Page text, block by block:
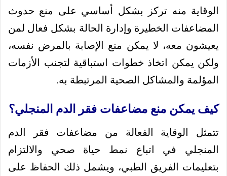
الوقاية منه تركز بشكل أساسي على منع حدوث
المضاعفات الخطيرة وإدارة الحالة بشكل فعال لمن
يعيشون معه، لا يمكن منع الإصابة بالمرض نفسه،
ولكن يمكن اتخاذ خطوات استباقية لتجنب الأزمات
المؤلمة والمشاكل الصحية المرتبطة به.
كيف يمكن منع مضاعفات فقر الدم المنجلي؟
تتمثل الوقاية الفعالة من مضاعفات فقر الدم
المنجلي في اتباع نمط حياة صحي والالتزام
بتعليمات الفريق الطبي، ويشمل ذلك الحفاظ على